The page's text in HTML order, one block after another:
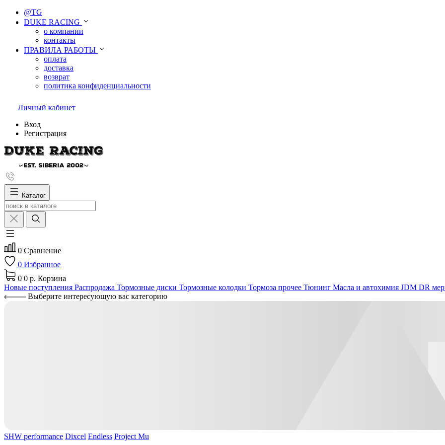
@TG
DUKE RACING
о компании
контакты
ПРАВИЛА РАБОТЫ
оплата
доставка
возврат
политика конфиденциальности
Личный кабинет
Вход
Регистрация
Каталог
0 Сравнение
0 Избранное
0 0 р. Корзина
Новые поступления Распродажа Тормозные диски Тормозные колодки Тормоза прочее Тюнинг Масла и автохимия JDM DR
Выберите интересующую вас категорию
SHW performance Dixcel Endless Project Mu